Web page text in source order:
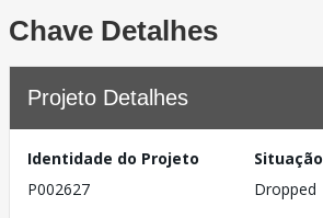
Chave Detalhes
Projeto Detalhes
Identidade do Projeto
P002627
Situação
Dropped